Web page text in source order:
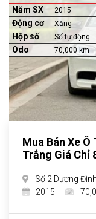
Năm SX 2015
Động cơ Xăng
Hộp số Số tự động
Odo 70,000 km
Mua Bán Xe Ô
Trắng Giá Chỉ
Số 2 Dương
2015